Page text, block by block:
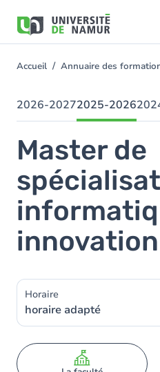
contenu
You
here
Accueil Annuaire des
2026-20272025-2026
Master de
innovation
Horaire
horaire adapté